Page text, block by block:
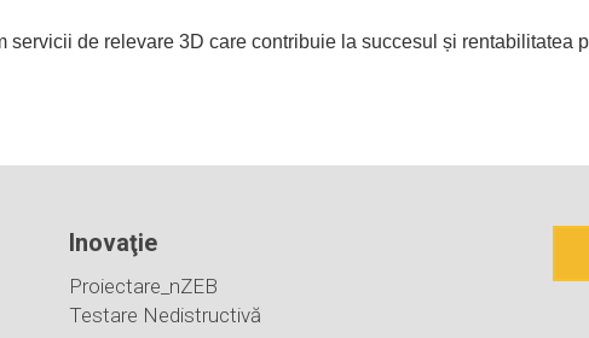
servicii de relevare 3D care contribuie la succesul și rentabilitatea
Inovaţie
Proiectare_nZEB
Testare Nedistructivă